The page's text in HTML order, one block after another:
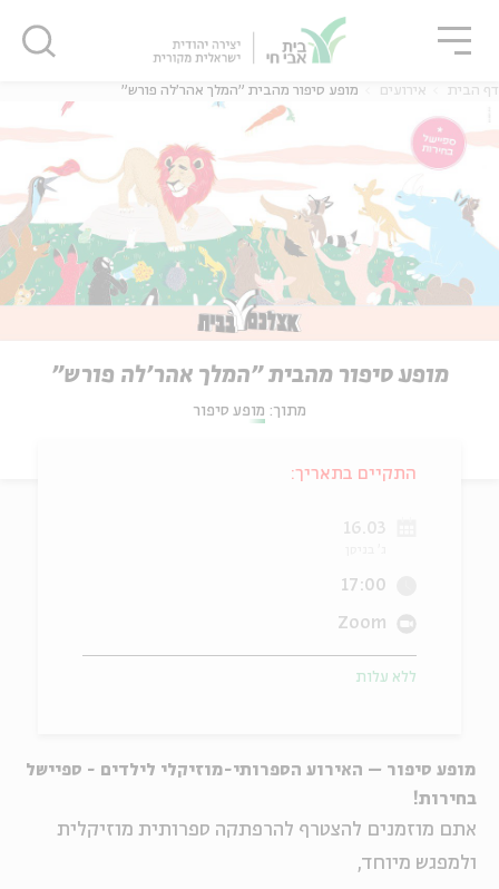
דף הבית אירועים מופע סיפור מהבית "המלך אהר'לה פורש"
מופע סיפור מהבית "המלך אהר'לה פורש"
מתוך: מופע סיפור
מופע סיפור – האירוע הספרותי-מוזיקלי לילדים - ספיישל
בחירות!
אתם מוזמנים להצטרף להרפתקה ספרותית מוזיקלית
ולמפגש מיוחד,
התקיים בתאריך:
16.03
17:00
Zoom
ללא עלות
סגור